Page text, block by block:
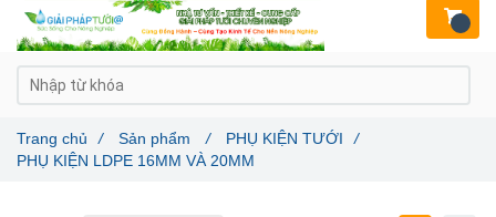
Trang chủ / Sản phẩm / PHỤ KIỆN TƯỚI
/
PHỤ KIỆN LDPE 16MM VÀ 20MM